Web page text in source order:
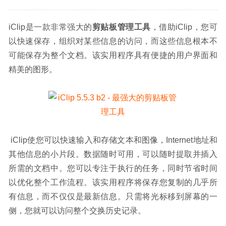
iClip是一款非常强大的剪贴板管理工具 ，借助iClip，您可
以快速保存，组织对某些信息的访问，而这些信息根本不
可能保存为整个文档。该实用程序具有便捷的用户界面和
精美的图形。
其他信息的小片段。数据随时可用，可以随时提取并插入
所需的文档中。您可以专注于执行的任务，同时节省时间
以优化整个工作流程。该实用程序将保存您复制的几乎所
有信息，而不仅仅是最新信息。只需将光标移到屏幕的一
侧，您就可以访问整个交换历史记录。